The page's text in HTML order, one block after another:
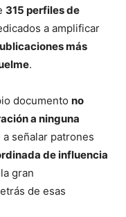
315 perfiles de
a amplificar
más
.
documento no
a ninguna
señalar patrones
de influencia
gran
de esas